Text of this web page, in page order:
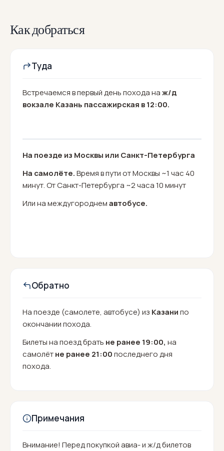
Как добраться
Туда
Встречаемся в первый день похода наж/д
вокзале Казань пассажирская в 12:00.
На поезде из Москвы или Санкт-Петербурга
На самолёте.Время в пути от Москвы ~1 час 40
минут. От Санкт-Петербурга ~2 часа 10 минут
Или на междугороднемавтобусе.
Обратно
На поезде (самолете, автобусе) из Казанипо
окончании похода.
Билеты на поезд брать не ранее 19:00, на
самолётне ранее 21:00последнего дня
похода.
Примечания
Внимание! Перед покупкой авиа- и ж/д билетов